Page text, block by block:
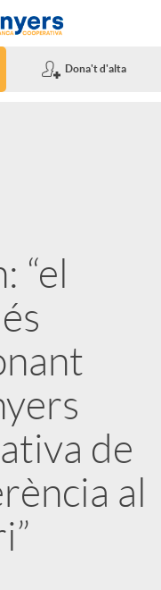
Dona't d'alta
“el
de
al